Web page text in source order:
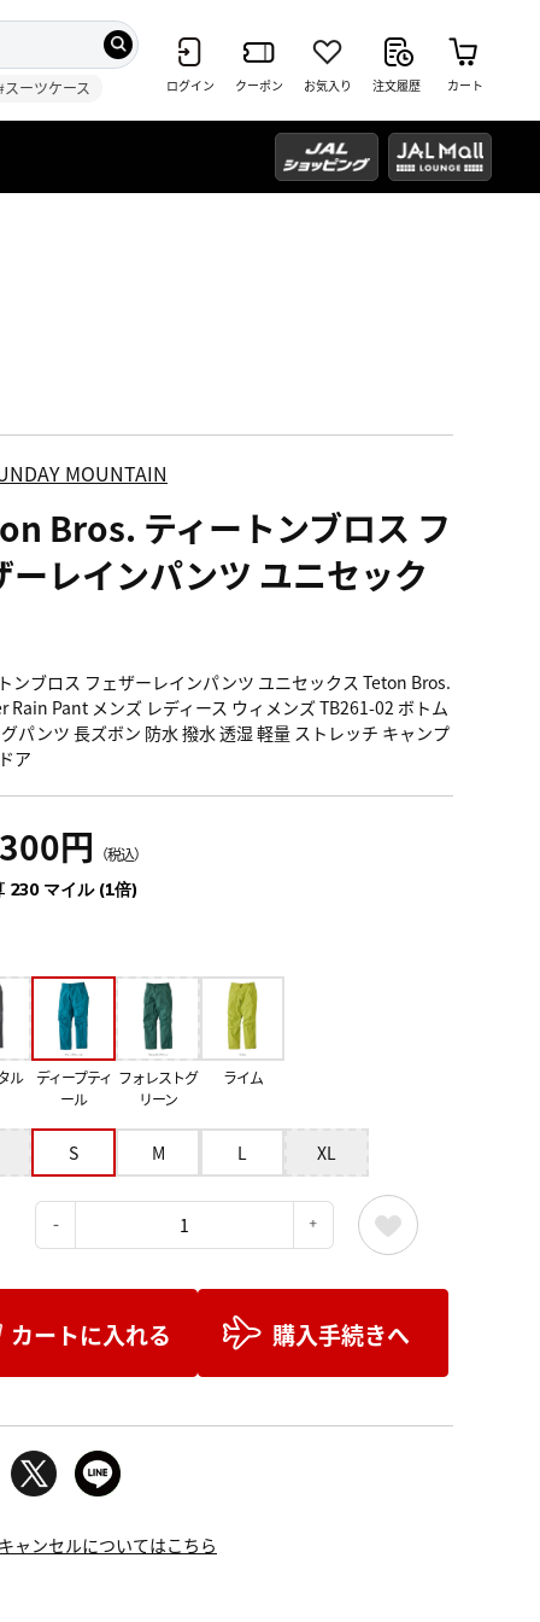
スーツケース ログイン クーポン お気入り 注文履歴 カート
MOUNTAIN
Bros. ティートンブロス フ
ーレインパンツ ユニセック
ンブロス フェザーレインパンツ ユニセックス Teton Bros.
Rain Pant メンズ レディース ウィメンズ TB261-02 ボトム
パンツ 長ズボン 防水 撥水 透湿 軽量 ストレッチ キャンプ
ア
円 （税込）
230 マイル (1倍)
ル
ディープティ
ール
フォレストグ
リーン
ライム
S M L XL
カートに入れる 購入手続きへ
ャンセルについてはこちら